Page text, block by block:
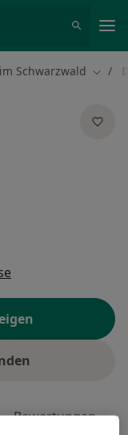
Schwarzwald Stadt
Bewertungen